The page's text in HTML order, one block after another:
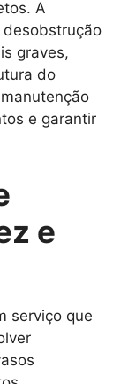
A
graves,
do
e garantir
e
serviço que